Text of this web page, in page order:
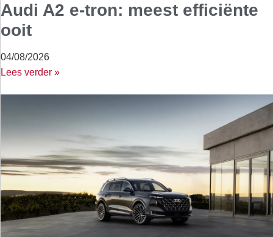
Audi A2 e-tron: meest efficiënte
ooit
04/08/2026
Lees verder »